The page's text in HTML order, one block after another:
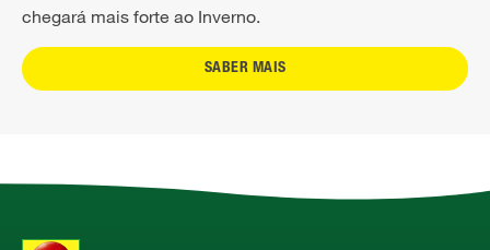
chegará mais forte ao Inverno.
SABER MAIS